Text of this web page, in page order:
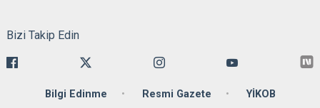
Bizi Takip Edin
Bilgi Edinme Resmi Gazete YİKOB